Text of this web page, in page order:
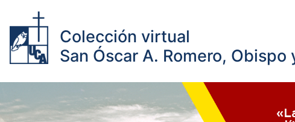
Colección virtual
San Óscar A. Romero, Obispo